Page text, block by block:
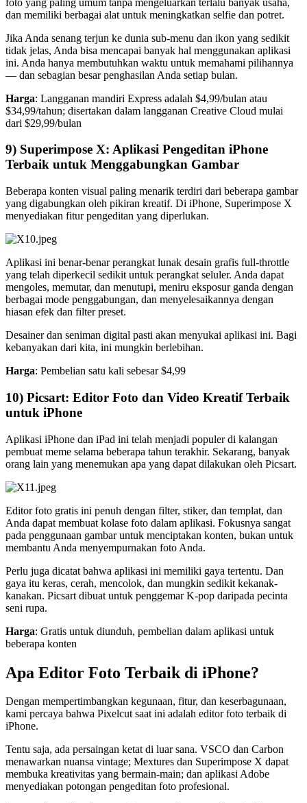
dan memiliki berbagai alat untuk meningkatkan selfie dan potret.
Jika Anda senang terjun ke dunia sub-menu dan ikon yang sedikit
tidak jelas, Anda bisa mencapai banyak hal menggunakan aplikasi
ini. Anda hanya membutuhkan waktu untuk memahami pilihannya
— dan sebagian besar penghasilan Anda setiap bulan.
Harga: Langganan mandiri Express adalah $4,99/bulan atau
$34,99/tahun; disertakan dalam langganan Creative Cloud mulai
dari $29,99/bulan
9) Superimpose X: Aplikasi Pengeditan iPhone
Terbaik untuk Menggabungkan Gambar
Beberapa konten visual paling menarik terdiri dari beberapa gambar
yang digabungkan oleh pikiran kreatif. Di iPhone, Superimpose X
menyediakan fitur pengeditan yang diperlukan.
Aplikasi ini benar-benar perangkat lunak desain grafis full-throttle
yang telah diperkecil sedikit untuk perangkat seluler. Anda dapat
mengoles, memutar, dan menutupi, meniru eksposur ganda dengan
berbagai mode penggabungan, dan menyelesaikannya dengan
hiasan efek dan filter preset.
Desainer dan seniman digital pasti akan menyukai aplikasi ini. Bagi
kebanyakan dari kita, ini mungkin berlebihan.
Harga: Pembelian satu kali sebesar $4,99
10) Picsart: Editor Foto dan Video Kreatif Terbaik
untuk iPhone
Aplikasi iPhone dan iPad ini telah menjadi populer di kalangan
pembuat meme selama beberapa tahun terakhir. Sekarang, banyak
orang lain yang menemukan apa yang dapat dilakukan oleh Picsart.
Editor foto gratis ini penuh dengan filter, stiker, dan templat, dan
Anda dapat membuat kolase foto dalam aplikasi. Fokusnya sangat
pada penggunaan gambar untuk menciptakan konten, bukan untuk
membantu Anda menyempurnakan foto Anda.
Perlu juga dicatat bahwa aplikasi ini memiliki gaya tertentu. Dan
gaya itu keras, cerah, mencolok, dan mungkin sedikit kekanak-
kanakan. Picsart dibuat untuk penggemar K-pop daripada pecinta
seni rupa.
Harga: Gratis untuk diunduh, pembelian dalam aplikasi untuk
beberapa konten
Apa Editor Foto Terbaik di iPhone?
Dengan mempertimbangkan kegunaan, fitur, dan keserbagunaan,
kami percaya bahwa Pixelcut saat ini adalah editor foto terbaik di
iPhone.
Tentu saja, ada persaingan ketat di luar sana. VSCO dan Carbon
menawarkan nuansa vintage; Mextures dan Superimpose X dapat
membuka kreativitas yang bermain-main; dan aplikasi Adobe
menyediakan potongan pengeditan foto profesional.